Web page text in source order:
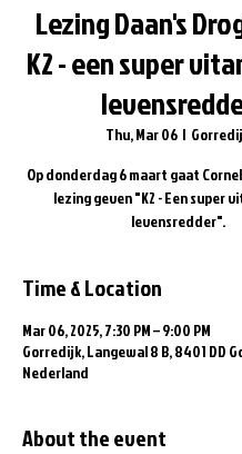
Lezing Daan's
K2 - een super
Thu, Mar 06
  |
Op donderdag 6 maart gaat
lezing geven "K2 - Een super
levensredder".
Time & Location
Mar 06, 2025, 7:30 PM – 9:00 PM
Gorredijk, Langewal 8 B, 8401 DD
Nederland
About the event